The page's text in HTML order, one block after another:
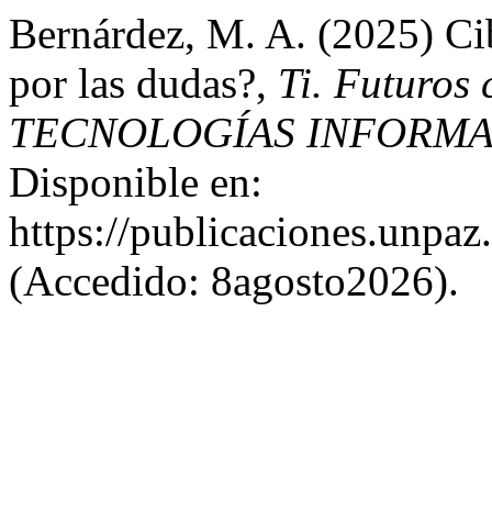
Bernárdez, M. A. (2025)
por las dudas?, Ti. Futuros
TECNOLOGÍAS
Disponible en:
https://
(Accedido: 8agosto2026).